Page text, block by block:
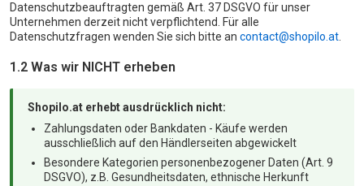
Datenschutzbeauftragten gemäß Art. 37 DSGVO für unser
Unternehmen derzeit nicht verpflichtend. Für alle
Datenschutzfragen wenden Sie sich bitte an contact@shopilo.at
1.2 Was wir NICHT erheben
Shopilo.at erhebt ausdrücklich nicht:
Zahlungsdaten oder Bankdaten - Käufe werden
ausschließlich auf den Händlerseiten abgewickelt
Besondere Kategorien personenbezogener Daten (Art. 9
DSGVO), z.B. Gesundheitsdaten, ethnische Herkunft